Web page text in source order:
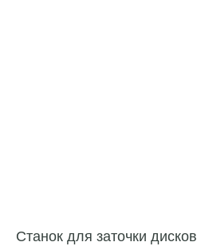
Станок для заточки дисков